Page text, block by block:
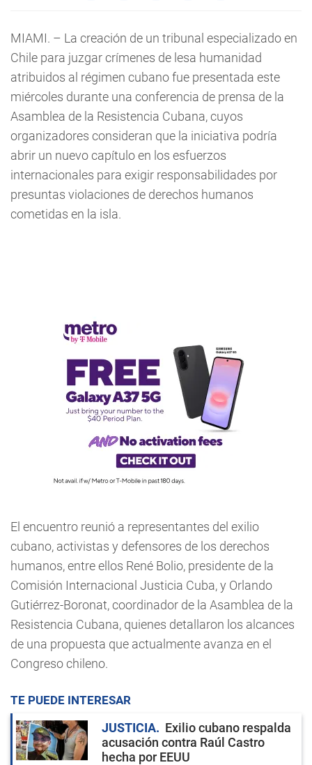
MIAMI. – La creación de un tribunal especializado en
Chile para juzgar crímenes de lesa humanidad
atribuidos al régimen cubano fue presentada este
miércoles durante una conferencia de prensa de la
Asamblea de la Resistencia Cubana, cuyos
organizadores consideran que la iniciativa podría
abrir un nuevo capítulo en los esfuerzos
internacionales para exigir responsabilidades por
presuntas violaciones de derechos humanos
cometidas en la isla.
El encuentro reunió a representantes del exilio
cubano, activistas y defensores de los derechos
humanos, entre ellos René Bolio, presidente de la
Comisión Internacional Justicia Cuba, y Orlando
Gutiérrez-Boronat, coordinador de la Asamblea de la
Resistencia Cubana, quienes detallaron los alcances
de una propuesta que actualmente avanza en el
Congreso chileno.
TE PUEDE INTERESAR
JUSTICIA
Exilio cubano respalda
acusación contra Raúl Castro
hecha por EEUU